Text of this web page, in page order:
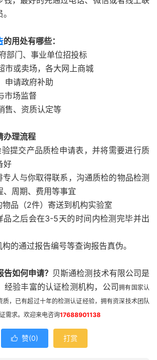
的用处有哪些：
门、事业单位招投标
或卖场，各大网上商城
请政府补助
场监督
、资质认定等
理流程
提交产品质检申请表，并将需要进行质
好
与你取得联系，沟通质检的物品检测
、周期、费用等事宜
品（2件）寄送到机构实验室
之后会在3-5天的时间内检测完毕并出
通过报告编号等查询报告真伪。
如何申请？ 贝斯通检测技术有限公司是
经验丰富的认证检测机构，公司拥有国家认
质，已有超过十年的检测认证经验，拥有资深技术团队
需求。欢迎来电咨询17688901138
 赞(0) 打赏